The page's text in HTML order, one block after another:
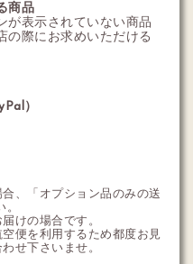
商品
が表示されていない商品
の際にお求めいただける
）
、「オプション品のみの送
。
けの場合です。
便を利用するため都度お見
せ下さいませ。